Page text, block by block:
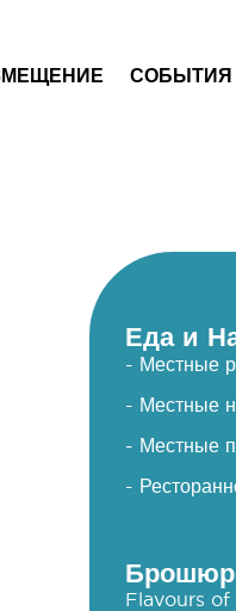
СОБЫТИЯ
Еда и
- Местные
- Местные
- Местные
-
Flavours